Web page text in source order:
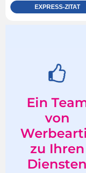
EXPRESS-ZITAT
Ein
von
zu Ihren
Diensten